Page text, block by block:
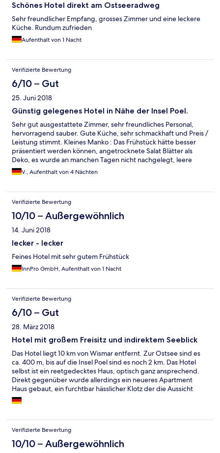
Schönes Hotel direkt am Ostseeradweg
Sehr freundlicher Empfang, grosses Zimmer und eine leckere
Küche. Rundum zufrieden
Aufenthalt von 1 Nacht
Verifizierte Bewertung
6/10 – Gut
25. Juni 2018
Günstig gelegenes Hotel in Nähe der Insel Poel.
Sehr gut ausgestattete Zimmer, sehr freundliches Personal,
hervorragend sauber. Gute Küche, sehr schmackhaft und Preis /
Leistung stimmt. Kleines Manko : Das Frühstück hätte besser
präsentiert werden können, angetrocknete Salat Blätter als
Deko, es wurde an manchen Tagen nicht nachgelegt, leere
Käseplatten etc., es fehlt Personal oder zumindest jemand, der
das nicht immer kompetente Personal überwacht und anleitet.
V., Aufenthalt von 4 Nächten
Verifizierte Bewertung
10/10 – Außergewöhnlich
14. Juni 2018
lecker - lecker
Feines Hotel mit sehr gutem Frühstück
InnPro GmbH, Aufenthalt von 1 Nacht
Verifizierte Bewertung
6/10 – Gut
28. März 2018
Hotel mit großem Freisitz und indirektem Seeblick
Das Hotel liegt 10 km von Wismar entfernt. Zur Ostsee sind es
ca. 400 m, bis auf die Insel Poel sind es noch 2 km. Das Hotel
selbst ist ein reetgedecktes Haus, optisch ganz ansprechend.
Direkt gegenüber wurde allerdings ein neueres Apartment
Haus gebaut, ein furchtbar hässlicher Klotz der die Aussicht
verschandelt, schade. Die Ausstattung des Hotels ist ein wenig
in die Jahre gekommen, macht den Eindruck der frühen
durchschnittlich, Note 2-3, Preise im Mittleren Bereich. Direkt
vor dem Hotel ist ein großer kostenloser Parkplatz vorhanden,
Parken mit Dachbox und Fahrradheckträger also kein Problem.
Verifizierte Bewertung
10/10 – Außergewöhnlich